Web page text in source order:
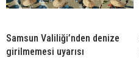
Samsun Valiliği’nden denize
girilmemesi uyarısı